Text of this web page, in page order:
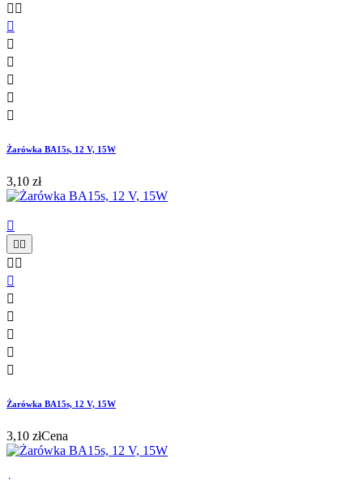
 






Żarówka BA15s, 12 V, 15W
3,10 zł

 
 






Żarówka BA15s, 12 V, 15W
3,10 złCena